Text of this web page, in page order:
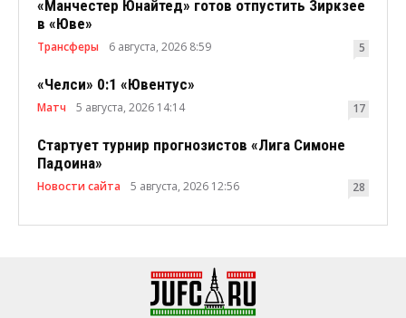
«Манчестер Юнайтед» готов отпустить Зиркзее
в «Юве»
Трансферы 6 августа, 2026 8:59 5
«Челси» 0:1 «Ювентус»
Матч 5 августа, 2026 14:14 17
Стартует турнир прогнозистов «Лига Симоне
Падоина»
Новости сайта 5 августа, 2026 12:56 28